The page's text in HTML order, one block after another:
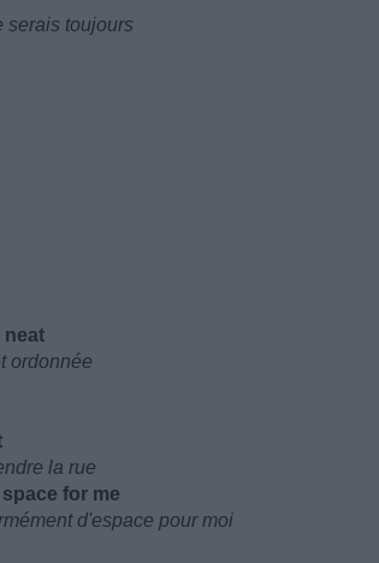
serais toujours
neat
ordonnée
la rue
for me
d'espace pour moi